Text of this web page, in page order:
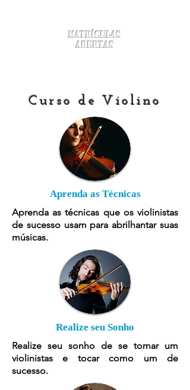
Matrículas
Abertas
Curso de Violino
Aprenda as Técnicas
Aprenda as técnicas que os violinistas
de sucesso usam para abrilhantar suas
músicas.
Realize seu Sonho
Realize seu sonho de se tornar um
violinistas e tocar como um de
sucesso.